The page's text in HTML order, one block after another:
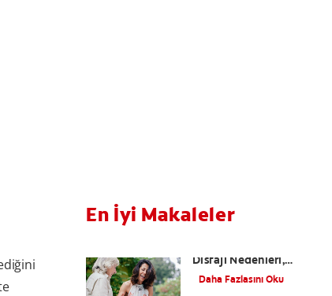
En İyi Makaleler
Disfaji Nedenleri,
Belirtileri, Tedavi
Daha Fazlasını Oku